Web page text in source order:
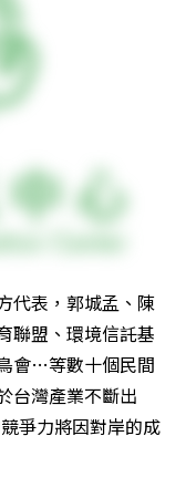
代表，郭城孟、陳
聯盟、環境信託基
會…等數十個民間
台灣產業不斷出
爭力將因對岸的成